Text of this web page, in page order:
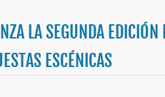
LA SEGUNDA
ESCÉNICAS